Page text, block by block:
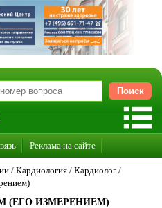
Реклама на сайте
/ Кардиология / Кардиолог /
(ЕГО ИЗМЕРЕНИЕМ)